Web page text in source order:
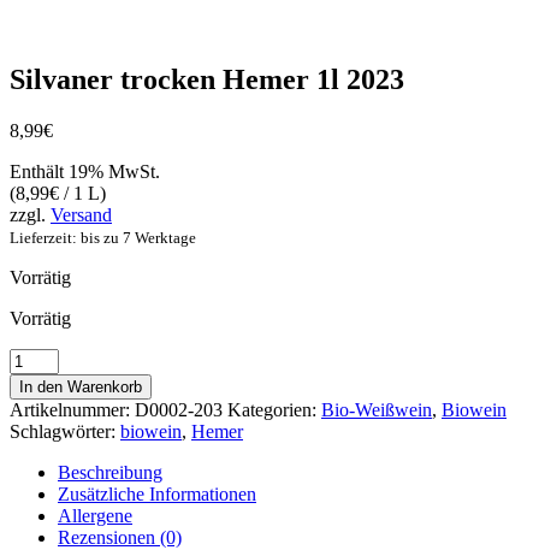
Silvaner trocken Hemer 1l 2023
8,99€
Enthält 19% MwSt.
(8,99€ / 1 L)
zzgl. Versand
Lieferzeit: bis zu 7 Werktage
Vorrätig
Vorrätig
Silvaner
trocken
Hemer
1l
2023
Menge
In den Warenkorb
Artikelnummer: D0002-203 Kategorien: Bio-Weißwein, Biowein
Schlagwörter: biowein, Hemer
Beschreibung
Zusätzliche Informationen
Allergene
Rezensionen (0)